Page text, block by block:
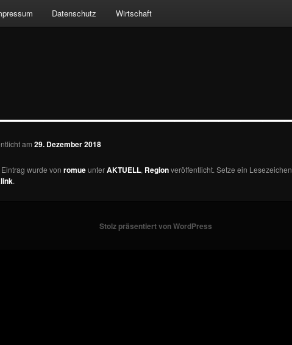
Datenschutz Wirtschaft
am 29. Dezember 2018
wurde von romueunterAKTUELL, Regionveröffentlicht. Setze ein
.
Stolz präsentiert von WordPress